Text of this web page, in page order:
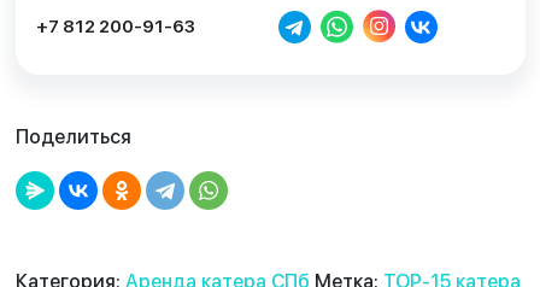
+7 812 200-91-63
Поделиться
Категория: Аренда катера СПб Метка: TOP-15 катера